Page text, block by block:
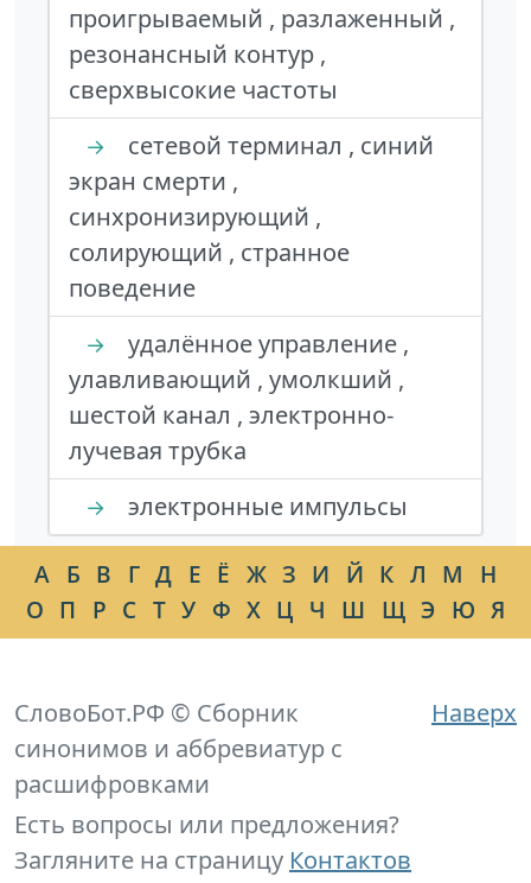
проигрываемый , разлаженный ,
резонансный контур ,
сверхвысокие частоты
→
сетевой терминал , синий
экран смерти ,
синхронизирующий ,
солирующий , странное
поведение
→
удалённое управление ,
улавливающий , умолкший ,
шестой канал , электронно-
лучевая трубка
→ электронные импульсы
А Б В Г Д Е Ё Ж З И Й К Л М
Н
О П Р С Т У Ф Х Ц Ч Ш Щ Э Ю Я
Наверх
СловоБот.РФ © Сборник
синонимов и аббревиатур с
расшифровками
Есть вопросы или предложения?
Загляните на страницу Контактов